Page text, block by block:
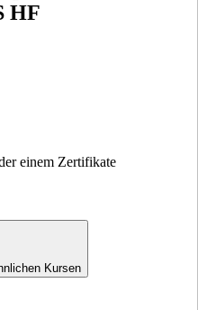
HF
einem Zertifikate
Kursen